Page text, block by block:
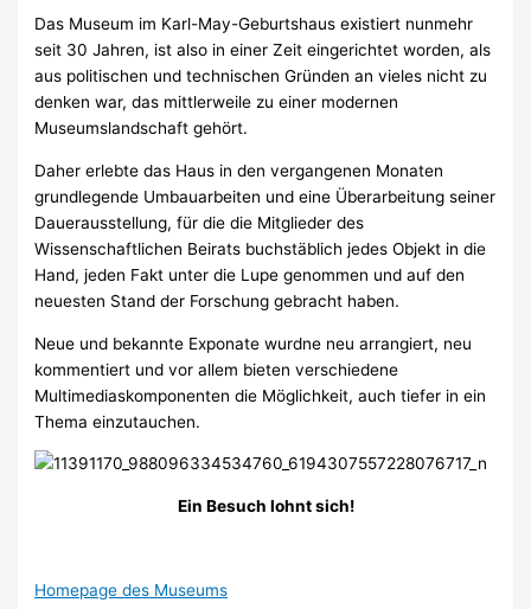
Das Museum im Karl-May-Geburtshaus existiert nunmehr
seit 30 Jahren, ist also in einer Zeit eingerichtet worden, als
aus politischen und technischen Gründen an vieles nicht zu
denken war, das mittlerweile zu einer modernen
Museumslandschaft gehört.
Daher erlebte das Haus in den vergangenen Monaten
grundlegende Umbauarbeiten und eine Überarbeitung seiner
Dauerausstellung, für die die Mitglieder des
Wissenschaftlichen Beirats buchstäblich jedes Objekt in die
Hand, jeden Fakt unter die Lupe genommen und auf den
neuesten Stand der Forschung gebracht haben.
Neue und bekannte Exponate wurdne neu arrangiert, neu
kommentiert und vor allem bieten verschiedene
Multimediaskomponenten die Möglichkeit, auch tiefer in ein
Thema einzutauchen.
Ein Besuch lohnt sich!
Homepage des Museums